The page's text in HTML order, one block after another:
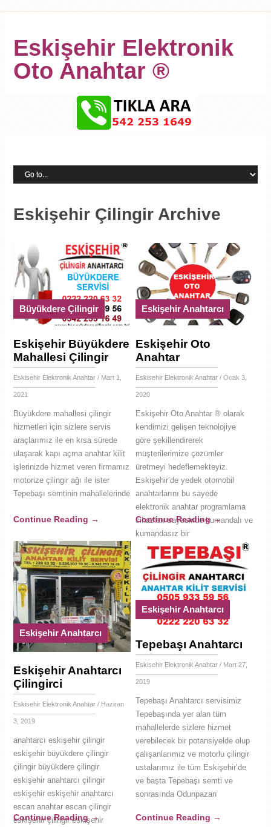
Eskişehir Elektronik
Oto Anahtar ®
Eskişehir Çilingir Archive
Büyükdere Çilingir
Eskişehir Büyükdere
Mahallesi Çilingir
Eskisehir Elektronik Anahtar/ Mart 1,
2021
Büyükdere mahallesi çilingir
hizmetleri için sizlere servis
araçlarımız ile en kısa sürede
ulaşarak kapı açma anahtar kilit
işlerinizde hizmet veren firmamız
motorize çilingir ağı ile ister
Tepebaşı semtinin mahallelerinde
Continue Reading →
Eskişehir Anahtarcı
Eskişehir Oto
Anahtar
Eskisehir Elektronik Anahtar/ Ocak 3,
2020
Eskişehir Oto Anahtar ® olarak
kendimizi gelişen teknolojiye
göre şekillendirerek
müşterilerimize çözümler
üretmeyi hedeflemekteyiz.
Eskişehir’de yedek otomobil
anahtarlarını bu sayede
elektronik anahtar programlama
cihazları sayesinde kumandalı ve
kumandasız bir
Continue Reading→
Eskişehir Anahtarcı
Eskişehir Anahtarcı
Çilingirci
Eskisehir Elektronik Anahtar/ Haziran
3, 2019
anahtarcı eskişehir çilingir
eskişehir büyükdere çilingir
çilingir büyükdere çilingir
eskişehir anahtarcı çilingir
eskişehir eskişehir anahtarcı
escan anahtar escan çilingir
eskişehir çilingir eskişehir
Continue Reading→
Eskişehir Anahtarcı
Tepebaşı Anahtarcı
Eskisehir Elektronik Anahtar/ Mart 27,
2019
Tepebaşı Anahtarcı servisimiz
Tepebaşında yer alan tüm
mahallelerde sizlere hizmet
verebilecek bir potansiyelde olup
çalışanlarımız ve motorlu çilingir
ustalarımız ile tüm Eskişehir’de
ve başta Tepebaşı semti ve
sonrasında Odunpazarı
Continue Reading →